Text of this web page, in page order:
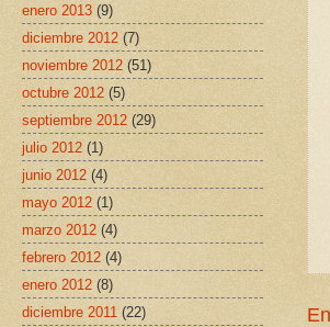
enero 2013 (9)
diciembre 2012 (7)
noviembre 2012 (51)
octubre 2012 (5)
septiembre 2012 (29)
julio 2012 (1)
junio 2012 (4)
mayo 2012 (1)
marzo 2012 (4)
febrero 2012 (4)
enero 2012 (8)
diciembre 2011 (22)